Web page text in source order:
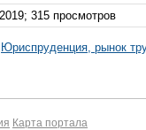
315 просмотров
Юриспруденция, рынок
Карта портала